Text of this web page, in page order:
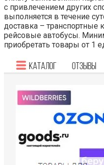
с привлечением других
выполняется в течение
доставка – транспортные
рейсовые автобусы.
приобретать товары от 1